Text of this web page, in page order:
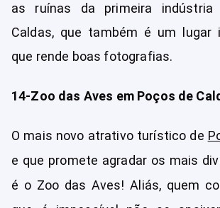
as ruínas da primeira
Caldas, que também é um lugar
que rende boas fotografias.
14-Zoo das Aves em Poços de
O mais novo atrativo turístico de
e que promete agradar os mais
é o Zoo das Aves! Aliás, quem